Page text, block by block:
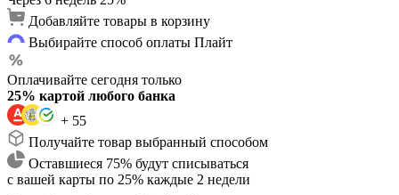
Добавляйте товары в корзину
Выбирайте способ оплаты Плайт
Оплачивайте сегодня только
25% картой любого банка
+ 55
Получайте товар выбранный способом
Оставшиеся 75% будут списываться
с вашей карты по 25% каждые 2 недели